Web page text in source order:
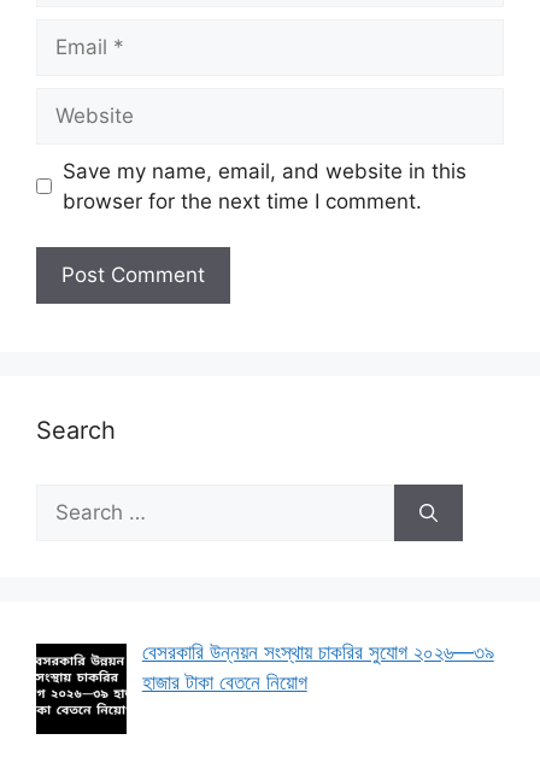
Save my name, email, and website in this
browser for the next time I comment.
Search
Search
for:
বেসরকারি উন্নয়ন সংস্থায় চাকরির সুযোগ ২০২৬—৩৯
হাজার টাকা বেতনে নিয়োগ